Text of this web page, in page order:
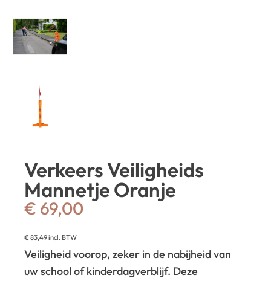
Verkeers Veiligheids
Mannetje Oranje
€ 69,00
€83,49incl. BTW
Veiligheid voorop, zeker in de nabijheid van
uw school of kinderdagverblijf. Deze